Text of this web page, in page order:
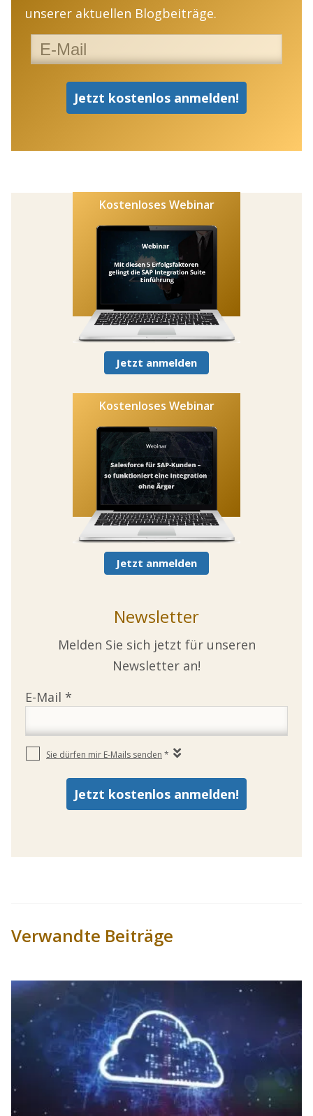
unserer aktuellen Blogbeiträge.
Kostenloses Webinar
Jetzt anmelden
Kostenloses Webinar
Jetzt anmelden
Newsletter
Melden Sie sich jetzt für unseren
Newsletter an!
Verwandte Beiträge